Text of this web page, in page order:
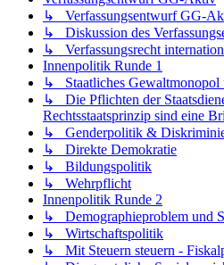
↳ Verfassungsentwurf GG-
↳ Diskussion des
↳ Verfassungsrecht
Innenpolitik Runde 1
↳ Staatliches Gewaltmonopol
↳ Die Pflichten der
Rechtsstaatsprinzip sind eine
↳ Genderpolitik &
↳ Direkte Demokratie
↳ Bildungspolitik
↳ Wehrpflicht
Innenpolitik Runde 2
↳ Demographieproblem und
↳ Wirtschaftspolitik
↳ Mit Steuern steuern -